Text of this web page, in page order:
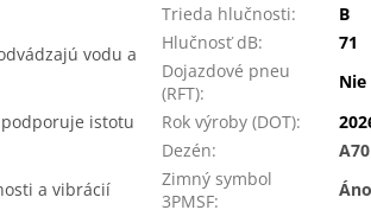
vodu a
istotu
a vibrácií
Trieda hlučnosti:
B
Hlučnosť dB:
71
Dojazdové pneu
(RFT):
Nie
Rok výroby (DOT):
Dezén:
Zimný symbol
3PMSF:
Áno